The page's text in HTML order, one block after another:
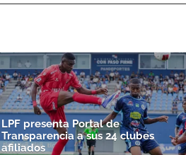
LPF presenta Portal de
Transparencia a sus 24 clubes
afiliados